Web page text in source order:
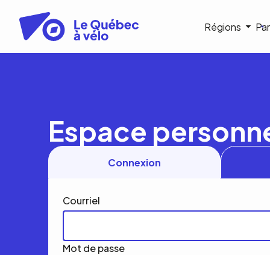
contenu
principal
Régions
Espace
Connexion
Courriel
Mot de passe